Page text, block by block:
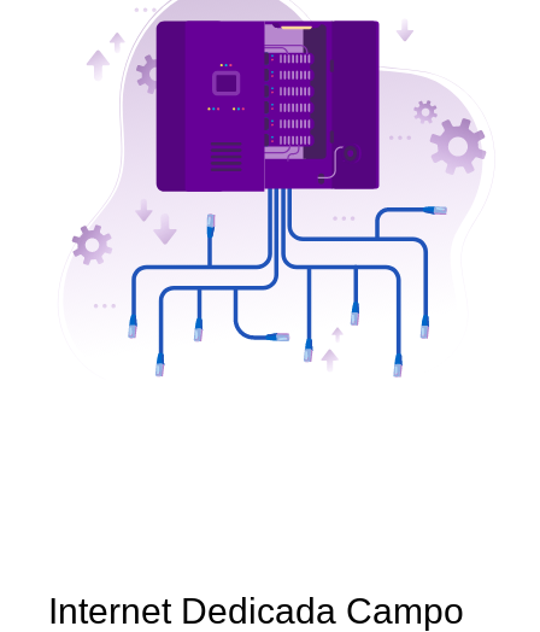
Internet Dedicada Campo